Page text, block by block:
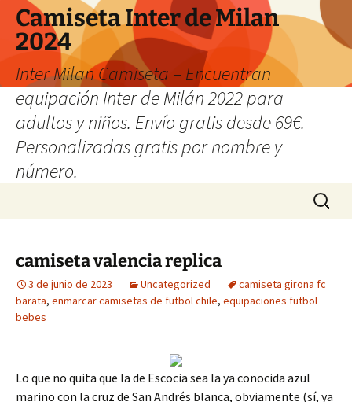
Camiseta Inter de Milan
2024
Inter Milan Camiseta – Encuentran
equipación Inter de Milán 2022 para
adultos y niños. Envío gratis desde 69€.
Personalizadas gratis por nombre y
número.
Buscar:
camiseta valencia replica
3 de junio de 2023 Uncategorized
camiseta girona fc
barata, enmarcar camisetas de futbol chile, equipaciones futbol
bebes
Lo que no quita que la de Escocia sea la ya conocida azul
marino con la cruz de San Andrés blanca, obviamente (sí, ya